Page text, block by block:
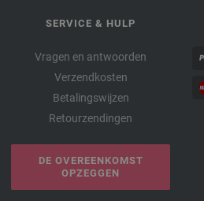
SERVICE & HULP
Vragen en antwoorden
Verzendkosten
Betalingswijzen
Retourzendingen
DE OVEREENKOMST
OPZEGGEN